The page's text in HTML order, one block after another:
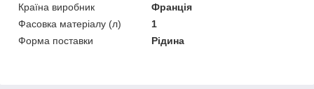
Країна виробник
Франція
Фасовка матеріалу (л)
1
Форма поставки
Рідина